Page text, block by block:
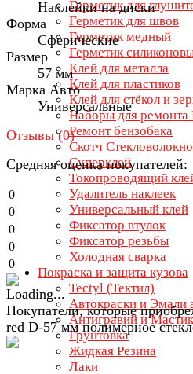
Герметик для
Герметик для швов
Герметик медный
Герметик
Клей для металла
Клей для пластиков
Клей для стёкол и
Наборы для ремонта
Ремонт бензобака
Скотч
Суперклей
Токопроводящий
Удалитель наклеек
Универсальный клей
Фиксатор втулок
Фиксатор резьбы
Холодная сварка
Покраска и защита кузова
Tectyl (Тектил)
Автокраски и Эмали
Антигравий и
Грунтовка
Жидкая Резина
Лаки
Наклейки на диски
Форма
Сферические
Размер
57 мм
Марка Авто
Универсальные
Отзывы (0)
Средняя оценка
0
0
0
0
0
Покупатели, которые
red D-57 мм полимерное